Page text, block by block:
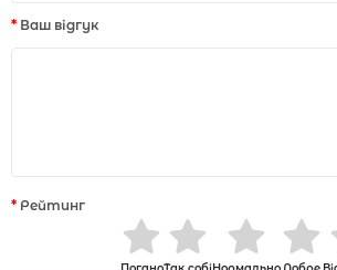
Ваш відгук
Рейтинг